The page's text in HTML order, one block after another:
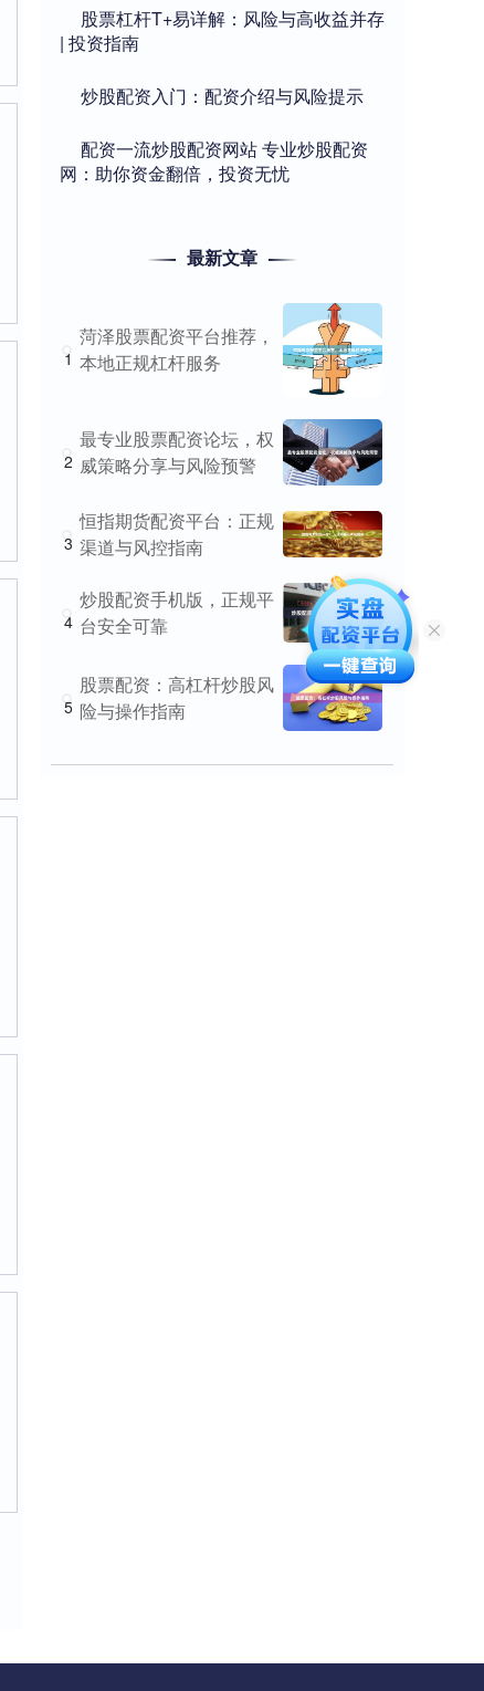
​股票杠杆T+易详解：风险与高收益并存
| 投资指南
​炒股配资入门：配资介绍与风险提示
​配资一流炒股配资网站 专业炒股配资
网：助你资金翻倍，投资无忧
最新文章
1
菏泽股票配资平台推荐，
本地正规杠杆服务
2
最专业股票配资论坛，权
威策略分享与风险预警
3
恒指期货配资平台：正规
渠道与风控指南
4
炒股配资手机版，正规平
台安全可靠
5
股票配资：高杠杆炒股风
险与操作指南